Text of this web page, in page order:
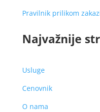
Pravilnik prilikom
Najvažnije
Usluge
Cenovnik
O nama